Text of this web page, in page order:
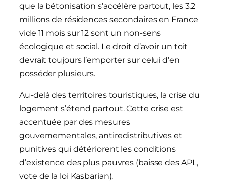
que la bétonisation s’accélère partout, les 3,2
millions de résidences secondaires en France
vide 11 mois sur 12 sont un non-sens
écologique et social. Le droit d’avoir un toit
devrait toujours l’emporter sur celui d’en
posséder plusieurs.
Au-delà des territoires touristiques, la crise du
logement s’étend partout. Cette crise est
accentuée par des mesures
gouvernementales, antiredistributives et
punitives qui détériorent les conditions
d’existence des plus pauvres (baisse des APL,
vote de la loi Kasbarian).